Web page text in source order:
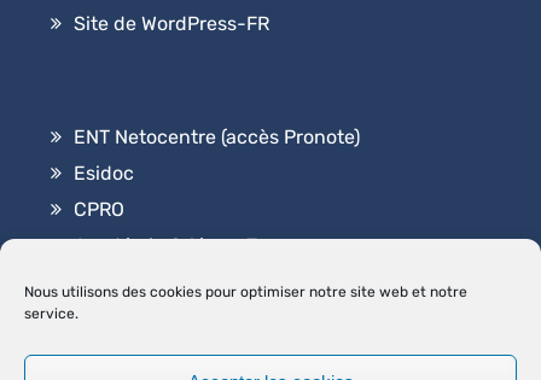
Nous utilisons des cookies pour optimiser notre site web et notre
service.
Site de WordPress-FR
ENT Netocentre (accès Pronote)
Esidoc
CPRO
Académie Orléans-Tours
Contact